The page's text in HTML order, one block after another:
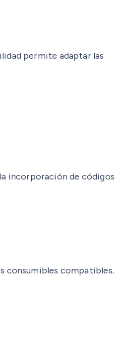
permite adaptar las
incorporación de códigos
consumibles compatibles.